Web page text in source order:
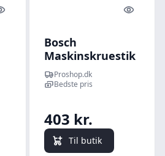
Quick look Quick
Bosch
Maskinskruestik
MS 80
Proshop.dk
Bedste pris
403 kr.
Til butik